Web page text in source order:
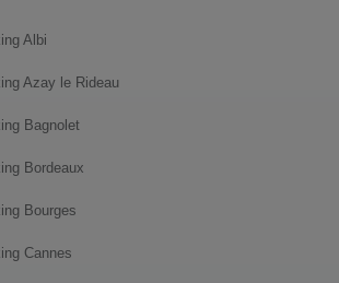
Albi
Azay le Rideau
Bagnolet
Bordeaux
Bourges
Cannes